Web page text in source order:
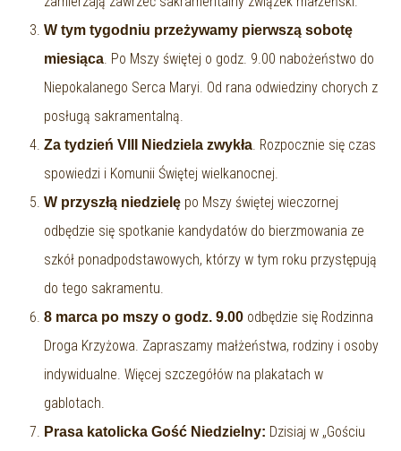
W tym tygodniu przeżywamy pierwszą sobotę
miesiąca. Po Mszy świętej o godz. 9.00 nabożeństwo do
Niepokalanego Serca Maryi. Od rana odwiedziny chorych z
posługą sakramentalną.
Za tydzień VIII Niedziela zwykła. Rozpocznie się czas
spowiedzi i Komunii Świętej wielkanocnej.
W przyszłą niedzielę po Mszy świętej wieczornej
odbędzie się spotkanie kandydatów do bierzmowania ze
szkół ponadpodstawowych, którzy w tym roku przystępują
do tego sakramentu.
8 marca po mszy o godz. 9.00 odbędzie się Rodzinna
Droga Krzyżowa. Zapraszamy małżeństwa, rodziny i osoby
indywidualne. Więcej szczegółów na plakatach w
gablotach.
Prasa katolicka Gość Niedzielny: Dzisiaj w „Gościu